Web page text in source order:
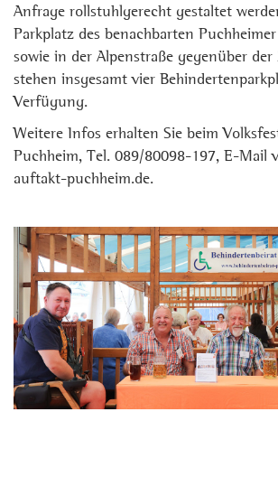
Anfrage rollstuhlgerecht gestaltet
Parkplatz des benachbarten
sowie in der Alpenstraße gegenüber
stehen insgesamt vier
Verfügung.
Weitere Infos erhalten Sie beim
Puchheim, Tel. 089/80098-197, E-Mail
auftakt-puchheim.de.